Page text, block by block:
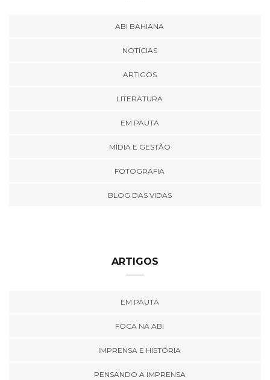
ABI BAHIANA
NOTÍCIAS
ARTIGOS
LITERATURA
EM PAUTA
MÍDIA E GESTÃO
FOTOGRAFIA
BLOG DAS VIDAS
ARTIGOS
EM PAUTA
FOCA NA ABI
IMPRENSA E HISTÓRIA
PENSANDO A IMPRENSA